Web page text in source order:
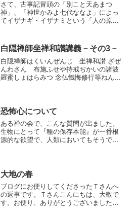
さて、古事記冒頭の「別こと天あまつ
神」、「神世かみよ七代ななよ」によっ
てイザナギ・イザナミという「人の原
伝』バンクシア・ブックスの第Ⅱ部をお
読みください）。今回の話はその...
白隠禅師坐禅和讃講義－その3－
白隠禅師はくいんぜんじ 坐禅和讃 ざぜ
んわさん 布施ふせや持戒ぢかいの諸波
羅蜜しょはらみつ 念仏懺悔修行等ねんぶ
んな行為のことなの...
恐怖心について
ある禅の会で、こんな質問が出ました。
生物にとって『種の保存本能』が一番根
源的な欲望で、人類においてもそうであ
か？もちろん、資本主義の経...
大地の春
ブログにお便りしてくださったＴさんへ
の返事です。Ｔさんこんにちは、大敬で
す。お便り、ありがとうございました。